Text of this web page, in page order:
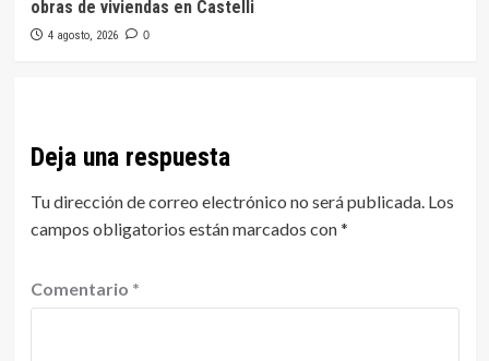
obras de viviendas en Castelli
4 agosto, 2026 0
Deja una respuesta
Tu dirección de correo electrónico no será publicada. Los
campos obligatorios están marcados con*
Comentario *